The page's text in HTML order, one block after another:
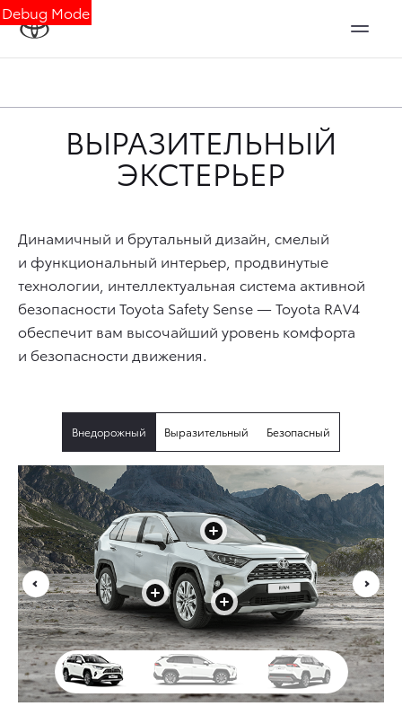
Debug Mode
ВЫРАЗИТЕЛЬНЫЙ
ЭКСТЕРЬЕР
Динамичный и брутальный дизайн, смелый
и функциональный интерьер, продвинутые
технологии, интеллектуальная система активной
безопасности Toyota Safety Sense — Toyota RAV4
обеспечит вам высочайший уровень комфорта
и безопасности движения.
Внедорожный Выразительный Безопасный
+
+
+